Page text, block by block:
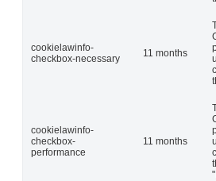
cookielawinfo-
checkbox-necessary
11 months
cookielawinfo-
checkbox-
performance
11 months